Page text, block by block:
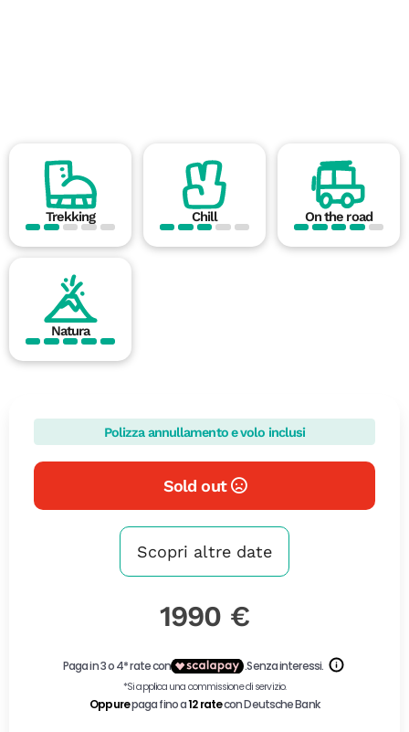
Trekking Chill On the road
Natura
Polizza annullamento e volo inclusi
Sold out
Scopri altre date
1990 €